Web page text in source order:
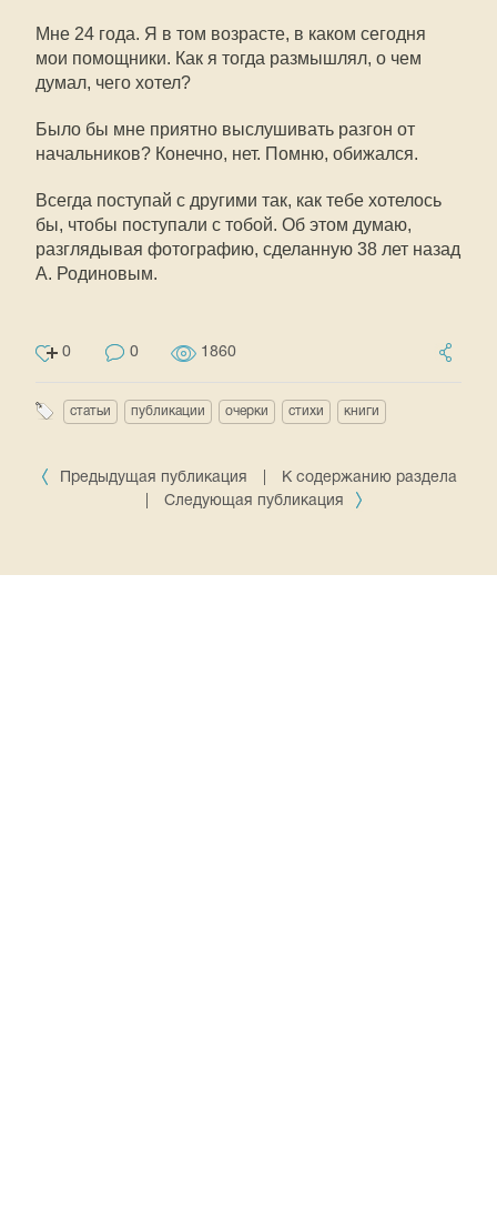
Мне 24 года. Я в том возрасте, в каком сегодня
мои помощники. Как я тогда размышлял, о чем
думал, чего хотел?
Было бы мне приятно выслушивать разгон от
начальников? Конечно, нет. Помню, обижался.
Всегда поступай с другими так, как тебе хотелось
бы, чтобы поступали с тобой. Об этом думаю,
разглядывая фотографию, сделанную 38 лет назад
А. Родиновым.
0 0 1860
статьи публикации очерки стихи книги
Предыдущая публикация
К содержанию раздела
Следующая публикация